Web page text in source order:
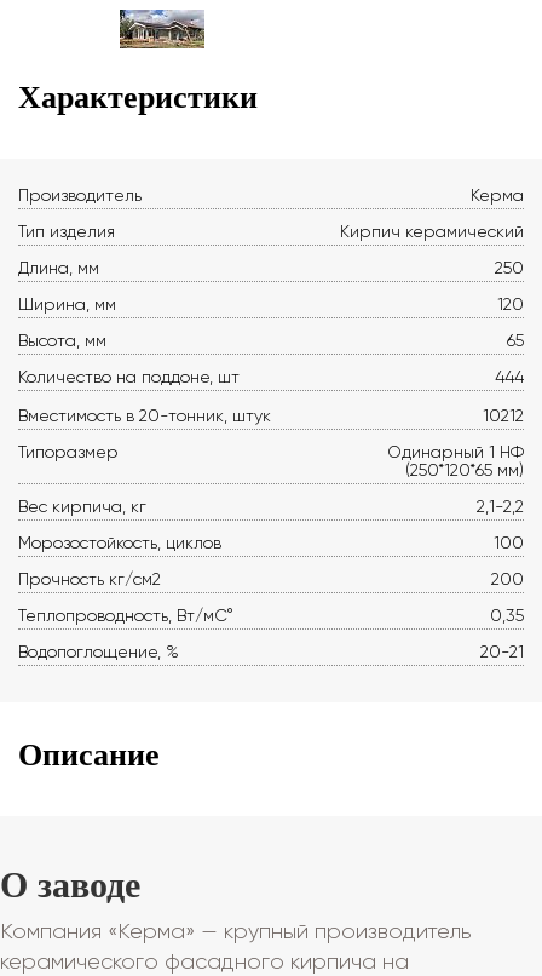
Характеристики
Производитель
Керма
Тип изделия
Кирпич керамический
Длина, мм
250
Ширина, мм
120
Высота, мм
65
Количество на поддоне, шт
444
Вместимость в 20-тонник, штук
10212
Типоразмер
Одинарный 1 НФ
(250*120*65 мм)
Вес кирпича, кг
2,1-2,2
Морозостойкость, циклов
100
Прочность кг/см2
200
Теплопроводность, Вт/мС°
0,35
Водопоглощение, %
20-21
Описание
О заводе
Компания «Керма» — крупный производитель
керамического фасадного кирпича на